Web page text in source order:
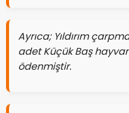
Ayrıca; Yıldırım
adet Küçük Baş
ödenmiştir.